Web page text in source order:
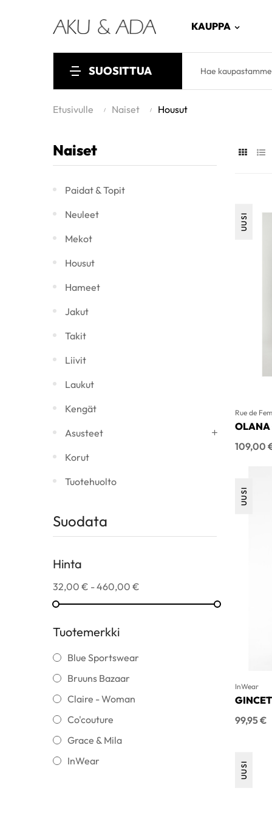
KAUPPA
SUOSITTUA
Etusivulle Naiset Housut
Naiset
Paidat & Topit
Neuleet
Mekot
Housut
Hameet
Jakut
Takit
Liivit
Laukut
Kengät
Asusteet
Korut
Tuotehuolto
Suodata
Hinta
32,00 € - 460,00 €
Tuotemerkki
Blue Sportswear
Bruuns Bazaar
Claire - Woman
Co'couture
Grace & Mila
InWear
UUSI
Rue de
OLANA
Hinta
109,00
UUSI
InWear
Hinta
99,95 €
UUSI